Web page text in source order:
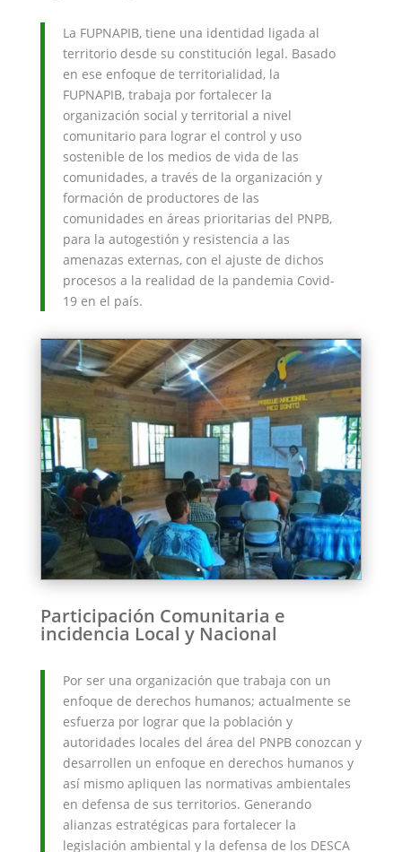
La FUPNAPIB, tiene una identidad ligada al
territorio desde su constitución legal. Basado
en ese enfoque de territorialidad, la
FUPNAPIB, trabaja por fortalecer la
organización social y territorial a nivel
comunitario para lograr el control y uso
sostenible de los medios de vida de las
comunidades, a través de la organización y
formación de productores de las
comunidades en áreas prioritarias del PNPB,
para la autogestión y resistencia a las
amenazas externas, con el ajuste de dichos
procesos a la realidad de la pandemia Covid-
19 en el país.
Participación Comunitaria e
incidencia Local y Nacional
Por ser una organización que trabaja con un
enfoque de derechos humanos; actualmente se
esfuerza por lograr que la población y
autoridades locales del área del PNPB conozcan y
desarrollen un enfoque en derechos humanos y
así mismo apliquen las normativas ambientales
en defensa de sus territorios. Generando
alianzas estratégicas para fortalecer la
legislación ambiental y la defensa de los DESCA